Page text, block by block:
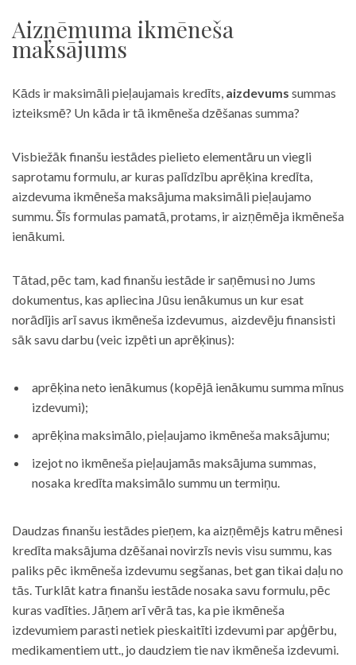
Aizņēmuma ikmēneša
maksājums
Kāds ir maksimāli pieļaujamais kredīts, aizdevums summas
izteiksmē? Un kāda ir tā ikmēneša dzēšanas summa?
Visbiežāk finanšu iestādes pielieto elementāru un viegli
saprotamu formulu, ar kuras palīdzību aprēķina kredīta,
aizdevuma ikmēneša maksājuma maksimāli pieļaujamo
summu. Šīs formulas pamatā, protams, ir aizņēmēja ikmēneša
ienākumi.
Tātad, pēc tam, kad finanšu iestāde ir saņēmusi no Jums
dokumentus, kas apliecina Jūsu ienākumus un kur esat
norādījis arī savus ikmēneša izdevumus, aizdevēju finansisti
sāk savu darbu (veic izpēti un aprēķinus):
aprēķina neto ienākumus (kopējā ienākumu summa mīnus
izdevumi);
aprēķina maksimālo, pieļaujamo ikmēneša maksājumu;
izejot no ikmēneša pieļaujamās maksājuma summas,
nosaka kredīta maksimālo summu un termiņu.
Daudzas finanšu iestādes pieņem, ka aizņēmējs katru mēnesi
kredīta maksājuma dzēšanai novirzīs nevis visu summu, kas
paliks pēc ikmēneša izdevumu segšanas, bet gan tikai daļu no
tās. Turklāt katra finanšu iestāde nosaka savu formulu, pēc
kuras vadīties. Jāņem arī vērā tas, ka pie ikmēneša
izdevumiem parasti netiek pieskaitīti izdevumi par apģērbu,
medikamentiem utt., jo daudziem tie nav ikmēneša izdevumi.